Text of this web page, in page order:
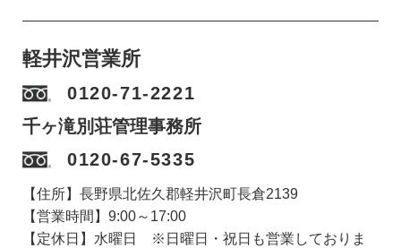
軽井沢営業所
0120-71-2221
千ヶ滝別荘管理事務所
0120-67-5335
【住所】長野県北佐久郡軽井沢町長倉2139
【営業時間】9:00～17:00
【定休日】水曜日 ※日曜日・祝日も営業しておりま